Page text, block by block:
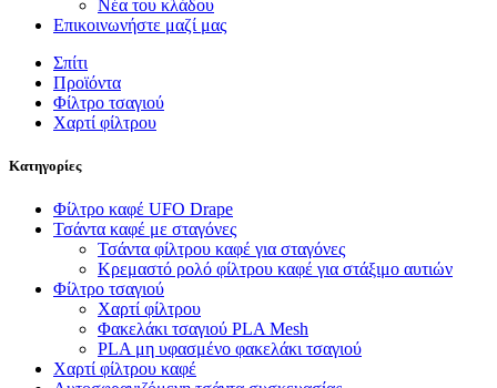
Νέα του κλάδου
Επικοινωνήστε μαζί μας
Σπίτι
Προϊόντα
Φίλτρο τσαγιού
Χαρτί φίλτρου
Κατηγορίες
Φίλτρο καφέ UFO Drape
Τσάντα καφέ με σταγόνες
Τσάντα φίλτρου καφέ για σταγόνες
Κρεμαστό ρολό φίλτρου καφέ για στάξιμο αυτιών
Φίλτρο τσαγιού
Χαρτί φίλτρου
Φακελάκι τσαγιού PLA Mesh
PLA μη υφασμένο φακελάκι τσαγιού
Χαρτί φίλτρου καφέ